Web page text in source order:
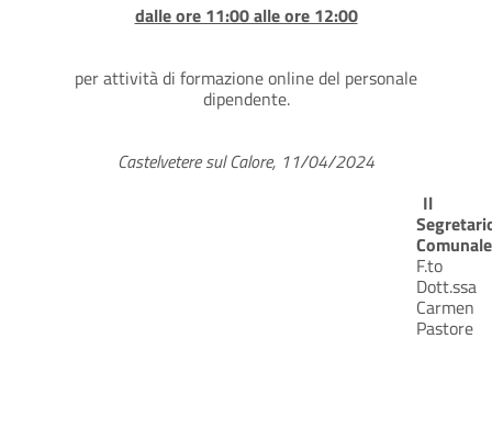
dalle ore 11:00 alle ore 12:00
per attività di formazione online del personale
dipendente.
Castelvetere sul Calore, 11/04/2024
Il
Comunale
F.to
Dott.ssa
Carmen
Pastore